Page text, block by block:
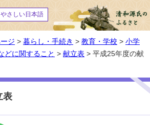
やさしい日本語
ジ > 暮らし・手続き > 教育・学校 > 小学
どに関すること > 献立表 > 平成25年度の献
表